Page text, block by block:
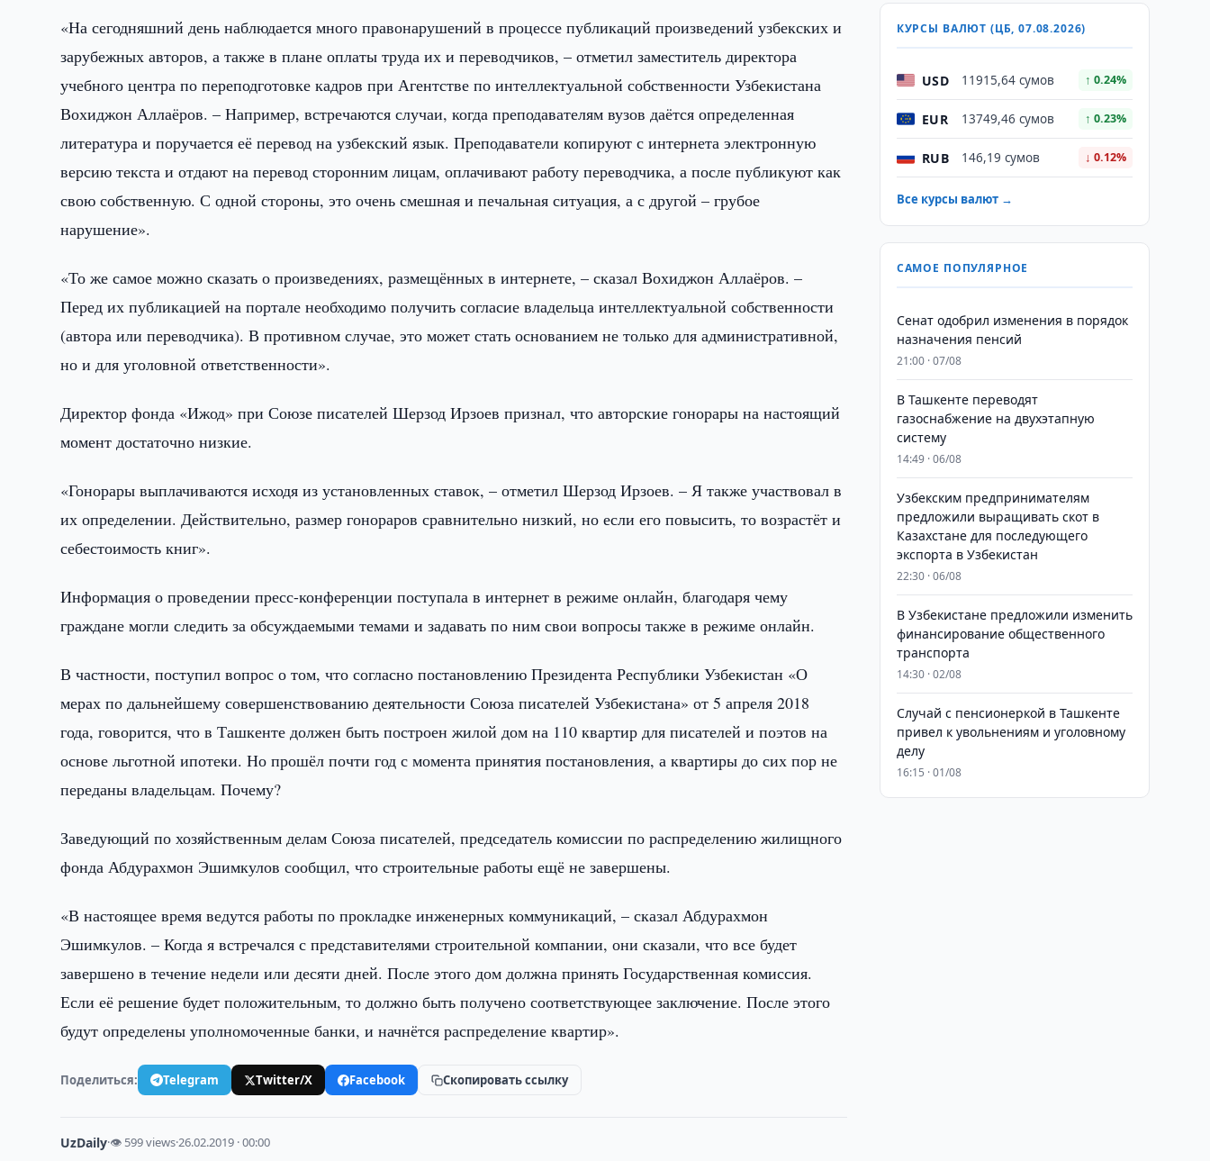
«На сегодняшний день наблюдается много правонарушений в процессе публикаций произведений узбекских и
зарубежных авторов, а также в плане оплаты труда их и переводчиков, – отметил заместитель директора
учебного центра по переподготовке кадров при Агентстве по интеллектуальной собственности Узбекистана
Вохиджон Аллаёров. – Например, встречаются случаи, когда преподавателям вузов даётся определенная
литература и поручается её перевод на узбекский язык. Преподаватели копируют с интернета электронную
версию текста и отдают на перевод сторонним лицам, оплачивают работу переводчика, а после публикуют как
свою собственную. С одной стороны, это очень смешная и печальная ситуация, а с другой – грубое
нарушение».
«То же самое можно сказать о произведениях, размещённых в интернете, – сказал Вохиджон Аллаёров. –
Перед их публикацией на портале необходимо получить согласие владельца интеллектуальной собственности
(автора или переводчика). В противном случае, это может стать основанием не только для административной,
но и для уголовной ответственности».
Директор фонда «Ижод» при Союзе писателей Шерзод Ирзоев признал, что авторские гонорары на настоящий
момент достаточно низкие.
«Гонорары выплачиваются исходя из установленных ставок, – отметил Шерзод Ирзоев. – Я также участвовал в
их определении. Действительно, размер гонораров сравнительно низкий, но если его повысить, то возрастёт и
себестоимость книг».
Информация о проведении пресс-конференции поступала в интернет в режиме онлайн, благодаря чему
граждане могли следить за обсуждаемыми темами и задавать по ним свои вопросы также в режиме онлайн.
В частности, поступил вопрос о том, что согласно постановлению Президента Республики Узбекистан «О
мерах по дальнейшему совершенствованию деятельности Союза писателей Узбекистана» от 5 апреля 2018
года, говорится, что в Ташкенте должен быть построен жилой дом на 110 квартир для писателей и поэтов на
основе льготной ипотеки. Но прошёл почти год с момента принятия постановления, а квартиры до сих пор не
переданы владельцам. Почему?
Заведующий по хозяйственным делам Союза писателей, председатель комиссии по распределению жилищного
фонда Абдурахмон Эшимкулов сообщил, что строительные работы ещё не завершены.
«В настоящее время ведутся работы по прокладке инженерных коммуникаций, – сказал Абдурахмон
Эшимкулов. – Когда я встречался с представителями строительной компании, они сказали, что все будет
завершено в течение недели или десяти дней. После этого дом должна принять Государственная комиссия.
Если её решение будет положительным, то должно быть получено соответствующее заключение. После этого
будут определены уполномоченные банки, и начнётся распределение квартир».
Поделиться: Telegram Twitter/X Facebook Скопировать ссылку
UzDaily·👁 599 views·26.02.2019 · 00:00
КУРСЫ ВАЛЮТ (ЦБ, 07.08.2026)
USD 11915,64 сумов ↑ 0.24%
EUR 13749,46 сумов ↑ 0.23%
RUB 146,19 сумов ↓ 0.12%
Все курсы валют →
САМОЕ ПОПУЛЯРНОЕ
Сенат одобрил изменения в порядок
назначения пенсий
21:00 · 07/08
В Ташкенте переводят
газоснабжение на двухэтапную
систему
14:49 · 06/08
Узбекским предпринимателям
предложили выращивать скот в
Казахстане для последующего
экспорта в Узбекистан
22:30 · 06/08
В Узбекистане предложили изменить
финансирование общественного
транспорта
14:30 · 02/08
Случай с пенсионеркой в Ташкенте
привел к увольнениям и уголовному
делу
16:15 · 01/08